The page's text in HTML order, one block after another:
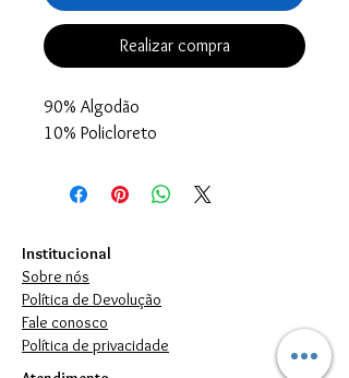
Realizar compra
90% Algodão
10% Policloreto
Institucional
Sobre nós
Política de Devolução
Fale conosco
Política de privacidade